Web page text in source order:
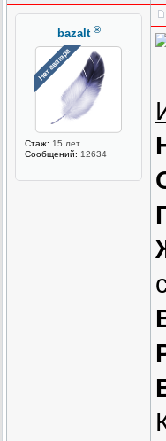
bazalt ®
Стаж: 15 лет
Сообщений: 12634